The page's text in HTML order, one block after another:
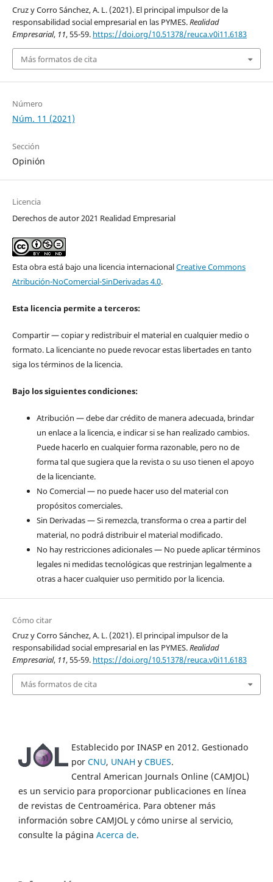
Cruz y Corro Sánchez, A. L. (2021). El principal impulsor de la
responsabilidad social empresarial en las PYMES.Realidad
Empresarial, 11, 55-59. https://doi.org/10.51378/reuca.v0i11.6183
Más formatos de cita
Número
Núm. 11 (2021)
Sección
Opinión
Licencia
Derechos de autor 2021 Realidad Empresarial
Esta obra está bajo una licencia internacionalCreative Commons
Atribución-NoComercial-SinDerivadas 4.0.
Esta licencia permite a terceros:
Compartir — copiar y redistribuir el material en cualquier medio o
formato. La licenciante no puede revocar estas libertades en tanto
siga los términos de la licencia.
Bajo los siguientes condiciones:
Atribución — debe dar crédito de manera adecuada, brindar
un enlace a la licencia, e indicar si se han realizado cambios.
Puede hacerlo en cualquier forma razonable, pero no de
forma tal que sugiera que la revista o su uso tienen el apoyo
de la licenciante.
No Comercial — no puede hacer uso del material con
propósitos comerciales.
Sin Derivadas — Si remezcla, transforma o crea a partir del
material, no podrá distribuir el material modificado.
No hay restricciones adicionales — No puede aplicar términos
legales ni medidas tecnológicas que restrinjan legalmente a
otras a hacer cualquier uso permitido por la licencia.
Cómo citar
Cruz y Corro Sánchez, A. L. (2021). El principal impulsor de la
responsabilidad social empresarial en las PYMES.Realidad
Empresarial, 11, 55-59. https://doi.org/10.51378/reuca.v0i11.6183
Más formatos de cita
Establecido por INASP en 2012. Gestionado
por CNU, UNAH y CBUES.
Central American Journals Online (CAMJOL)
es un servicio para proporcionar publicaciones en línea
de revistas de Centroamérica. Para obtener más
información sobre CAMJOL y cómo unirse al servicio,
consulte la página Acerca de.